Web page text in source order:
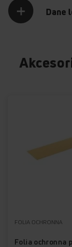
Dane
FOLIA OCHRONNA